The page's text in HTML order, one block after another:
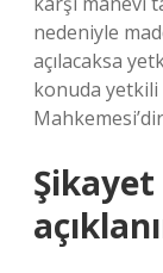
nedeniyle
açılacaksa
konuda